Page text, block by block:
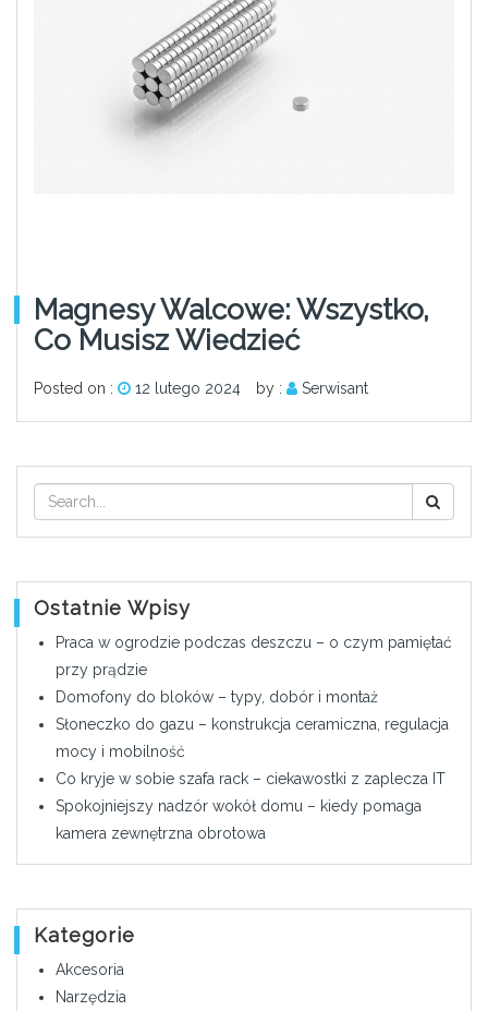
Magnesy Walcowe: Wszystko,
Co Musisz Wiedzieć
Posted on : 12 lutego 2024 by : Serwisant
Ostatnie Wpisy
Praca w ogrodzie podczas deszczu – o czym pamiętać
przy prądzie
Domofony do bloków – typy, dobór i montaż
Słoneczko do gazu – konstrukcja ceramiczna, regulacja
mocy i mobilność
Co kryje w sobie szafa rack – ciekawostki z zaplecza IT
Spokojniejszy nadzór wokół domu – kiedy pomaga
kamera zewnętrzna obrotowa
Kategorie
Akcesoria
Narzędzia